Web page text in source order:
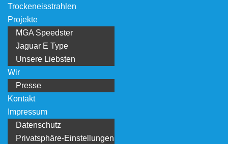
Trockeneisstrahlen
Projekte
MGA Speedster
Jaguar E Type
Unsere Liebsten
Wir
Presse
Kontakt
Impressum
Datenschutz
Privatsphäre-Einstellungen